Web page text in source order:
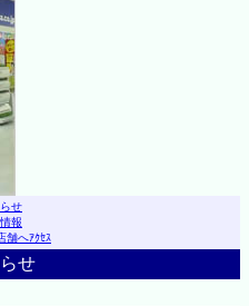
せ
報
舗へｱｸｾｽ
せ